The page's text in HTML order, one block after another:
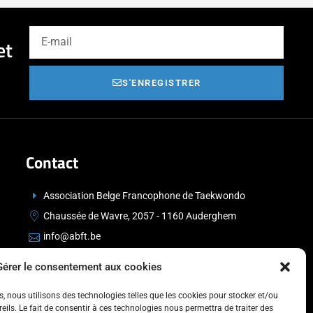
le consentement aux cookies
nous utilisons des technologies telles que les cookies pour stocker et/ou
Le fait de consentir à ces technologies nous permettra de traiter des
S'ENREGISTRER
Contact
Association Belge Francophone de Taekwondo
Chaussée de Wavre, 2057 - 1160 Auderghem
info@abft.be